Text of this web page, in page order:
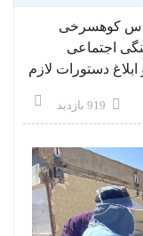
919 بازدید